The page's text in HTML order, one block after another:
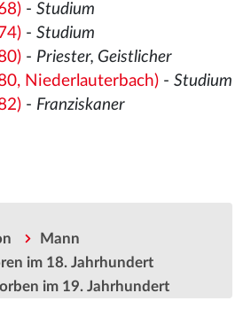
- Studium
- Studium
- Priester, Geistlicher
Niederlauterbach)- Studium
- Franziskaner
Mann
im 18. Jahrhundert
im 19. Jahrhundert